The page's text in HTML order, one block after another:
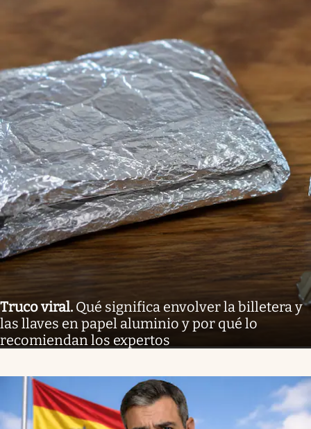
Truco viral. Qué significa envolver la billetera y
las llaves en papel aluminio y por qué lo
recomiendan los expertos